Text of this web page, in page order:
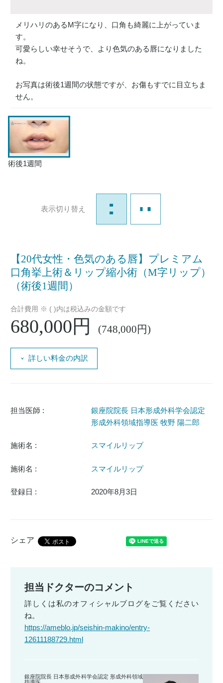
メリハリのあるM字になり、口角も綺麗に上がっていま
す。
可愛らしい幸せそうで、より色気のある唇になりました
ね。
お写真は術後1週間の状態ですが、お傷もすでに目立ちま
せん。
術後1週間
表示切り替え
【20代女性・色気のある唇】プレミアム
口角挙上術＆リップ縮小術（M字リップ）
（術後1週間）
合計費用 ※ ( )内は税込みの金額です
680,000円 (748,000円)
詳しい料金の内訳
担当医師 :
銀座院院長 日本形成外科学会認定
形成外科領域指導医 牧野 陽二郎
施術名 : スマイルリップ
施術名 : スマイルリップ
登録日 : 2020年8月3日
シェア
担当ドクターのコメント
詳しくは私のオフィシャルブログをご覧ください
ね。
https://ameblo.jp/seishin-makino/entry-
12611188729.html
銀座院院長 日本形成外科学会認定 形成外科領域